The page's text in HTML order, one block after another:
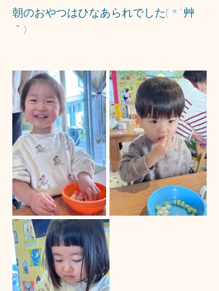
朝のおやつはひなあられでした( *´艸
｀)